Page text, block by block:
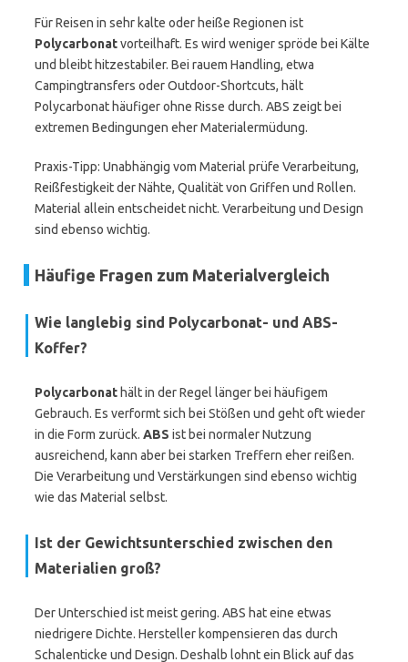
Für Reisen in sehr kalte oder heiße Regionen ist
Polycarbonatvorteilhaft. Es wird weniger spröde bei Kälte
und bleibt hitzestabiler. Bei rauem Handling, etwa
Campingtransfers oder Outdoor-Shortcuts, hält
Polycarbonat häufiger ohne Risse durch. ABS zeigt bei
extremen Bedingungen eher Materialermüdung.
Praxis-Tipp: Unabhängig vom Material prüfe Verarbeitung,
Reißfestigkeit der Nähte, Qualität von Griffen und Rollen.
Material allein entscheidet nicht. Verarbeitung und Design
sind ebenso wichtig.
Häufige Fragen zum Materialvergleich
Wie langlebig sind Polycarbonat- und ABS-
Koffer?
Polycarbonat hält in der Regel länger bei häufigem
Gebrauch. Es verformt sich bei Stößen und geht oft wieder
in die Form zurück. ABS ist bei normaler Nutzung
ausreichend, kann aber bei starken Treffern eher reißen.
Die Verarbeitung und Verstärkungen sind ebenso wichtig
wie das Material selbst.
Ist der Gewichtsunterschied zwischen den
Materialien groß?
Der Unterschied ist meist gering. ABS hat eine etwas
niedrigere Dichte. Hersteller kompensieren das durch
Schalenticke und Design. Deshalb lohnt ein Blick auf das